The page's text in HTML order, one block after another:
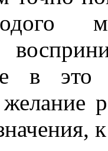
в это